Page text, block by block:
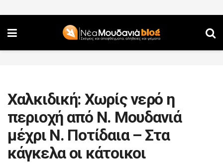
Χαλκιδική: Χωρίς νερό η
περιοχή από Ν. Μουδανιά
μέχρι Ν. Ποτίδαια – Στα
κάγκελα οι κάτοικοι